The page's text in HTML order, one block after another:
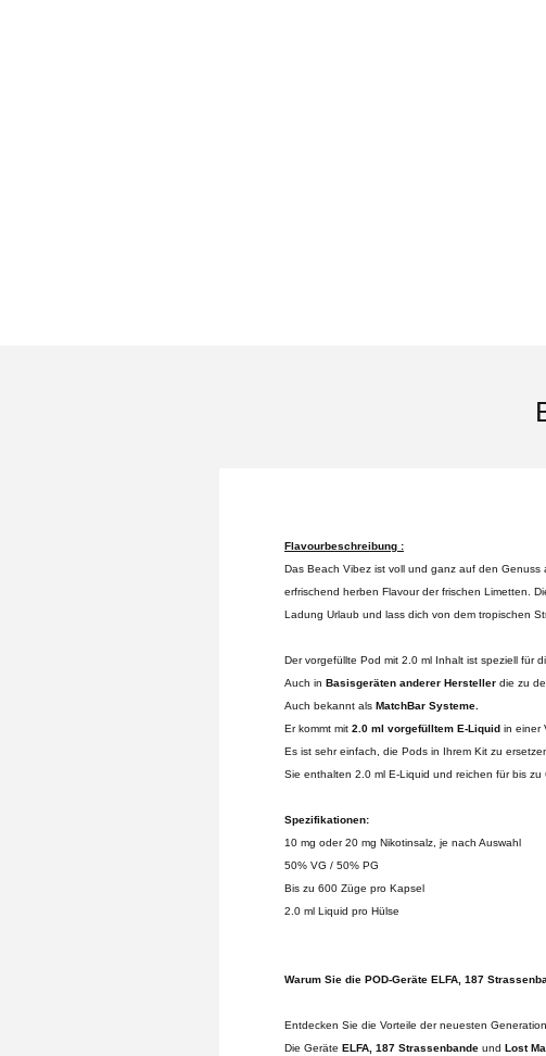
Flavourbeschreibung :
Das Beach Vibez ist voll und ganz auf den
erfrischend herben Flavour der frischen Limetten.
Ladung Urlaub und lass dich von dem tropischen
Der vorgefüllte Pod mit 2.0 ml Inhalt ist speziell für
Auch in Basisgeräten anderer Hersteller die zu
Auch bekannt als MatchBar Systeme.
Er kommt mit 2.0 ml vorgefülltem E-Liquid in einer
Es ist sehr einfach, die Pods in Ihrem Kit zu
Sie enthalten 2.0 ml E-Liquid und reichen für bis zu
Spezifikationen:
10 mg oder 20 mg Nikotinsalz, je nach Auswahl
50% VG / 50% PG
Bis zu 600 Züge pro Kapsel
2.0 ml Liquid pro Hülse
Warum Sie die POD-Geräte ELFA, 187
Entdecken Sie die Vorteile der neuesten
Die Geräte ELFA, 187 Strassenbande und Lost